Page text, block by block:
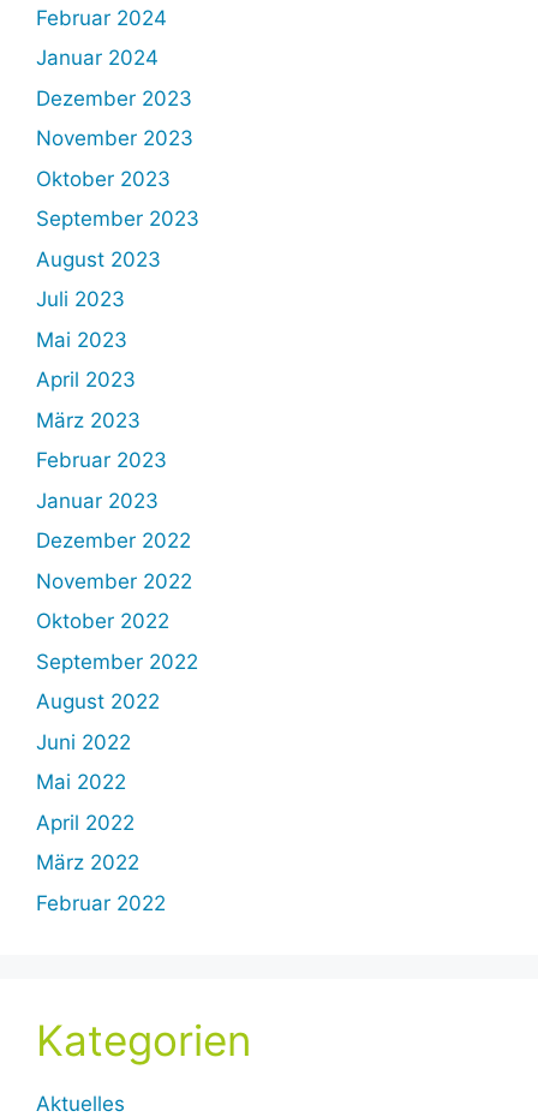
Februar 2024
Januar 2024
Dezember 2023
November 2023
Oktober 2023
September 2023
August 2023
Juli 2023
Mai 2023
April 2023
März 2023
Februar 2023
Januar 2023
Dezember 2022
November 2022
Oktober 2022
September 2022
August 2022
Juni 2022
Mai 2022
April 2022
März 2022
Februar 2022
Kategorien
Aktuelles